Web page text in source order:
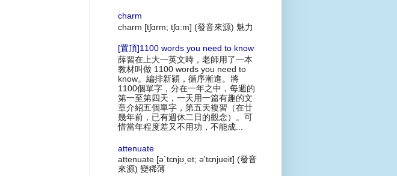
charm
charm [tʃɑrm; tʃɑ:m] (發音來源) 魅力
[置頂]1100 words you need to know
薛習在上大一英文時，老師用了一本
教材叫做 1100 words you need to
know。編排新穎，循序漸進。將
1100個單字，分在一年之中，每週的
第一至第四天，一天用一篇有趣的文
章介紹五個單字，第五天複習（在廿
幾年前，已有週休二日的觀念）。可
惜當年程度差又不用功，不能成...
attenuate
attenuate [ə`tɛnjʊˌet; ə'tɛnjueit] (發音
來源) 變稀薄